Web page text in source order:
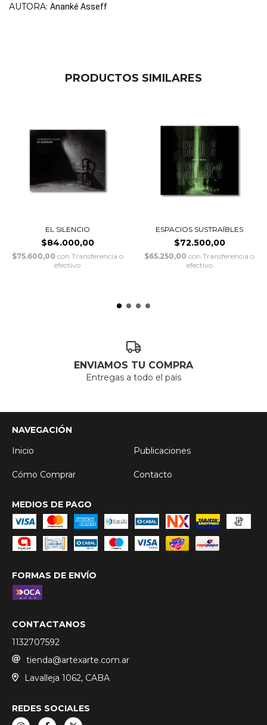
AUTORA: Ananké Asseff
PRODUCTOS SIMILARES
EL SILENCIO
$84.000,00
$75.600,00 con Transferencia o
efectivo
ESPACIOS SUSTRAÍBLES
$72.500,00
$65.250,00con Transferencia o
efectivo
ENVIAMOS TU COMPRA
Entregas a todo el país
NAVEGACIÓN
Inicio
Publicaciones
Cómo Comprar Contacto
MEDIOS DE PAGO
FORMAS DE ENVÍO
CONTACTANOS
1132707592
tienda@artexarte.com.ar
Lavalleja 1062, CABA
REDES SOCIALES